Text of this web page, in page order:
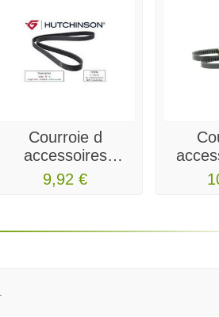
Courroie d
accessoires
hutchinson 690SK5
9,92 €